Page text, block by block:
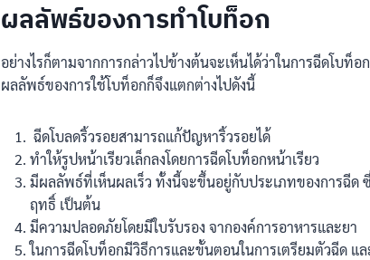
ผลลัพธ์ของการทำโบท็อก
อย่างไรก็ตามจากการกล่าวไปข้างต้นจะเห็นได้ว่าในการฉีดโบ
ผลลัพธ์ของการใช้โบท็อกก็จึงแตกต่างไปดังนี้
ฉีดโบลดริ้วรอยสามารถแก้ปัญหาริ้วรอยได้
ทำให้รูปหน้าเรียวเล็กลงโดยการฉีดโบท็อกหน้าเรียว
มีผลลัพธ์ที่เห็นผลเร็ว ทั้งนี้จะขึ้นอยู่กับประเภทของการฉีด
ฤทธิ์ เป็นต้น
มีความปลอดภัยโดยมีใบรับรอง จากองค์การอาหารและยา
ในการฉีดโบท็อกมีวิธีการและขั้นตอนในการเตรียมตัวฉีด แ